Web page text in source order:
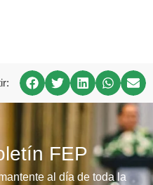
FEP
al día de toda la